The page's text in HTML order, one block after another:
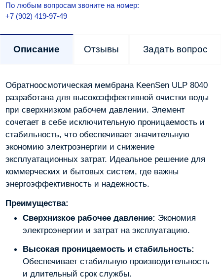
По любым вопросам звоните на номер:
+7 (902) 419-97-49
Описание Отзывы Задать вопрос
Обратноосмотическая мембрана KeenSen ULP 8040
разработана для высокоэффективной очистки воды
при сверхнизком рабочем давлении. Элемент
сочетает в себе исключительную проницаемость и
стабильность, что обеспечивает значительную
экономию электроэнергии и снижение
эксплуатационных затрат. Идеальное решение для
коммерческих и бытовых систем, где важны
энергоэффективность и надежность.
Преимущества:
Сверхнизкое рабочее давление: Экономия
электроэнергии и затрат на эксплуатацию.
Высокая проницаемость и стабильность:
Обеспечивает стабильную производительность
и длительный срок службы.